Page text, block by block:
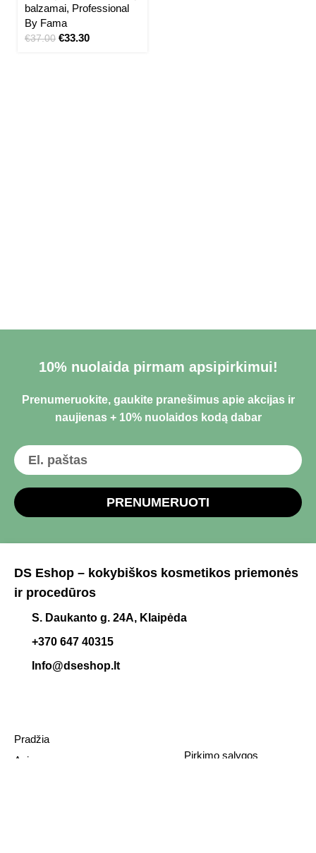
balzamai, Professional
By Fama
€37.00 €33.30
10% nuolaida pirmam apsipirkimui!
Prenumeruokite, gaukite pranešimus apie akcijas ir
naujienas + 10% nuolaidos kodą dabar
PRENUMERUOTI
DS Eshop – kokybiškos kosmetikos priemonės
ir procedūros
S. Daukanto g. 24A, Klaipėda
+370 647 40315
Info@dseshop.lt
Pradžia
Apie mus
Pirkimo sąlygos